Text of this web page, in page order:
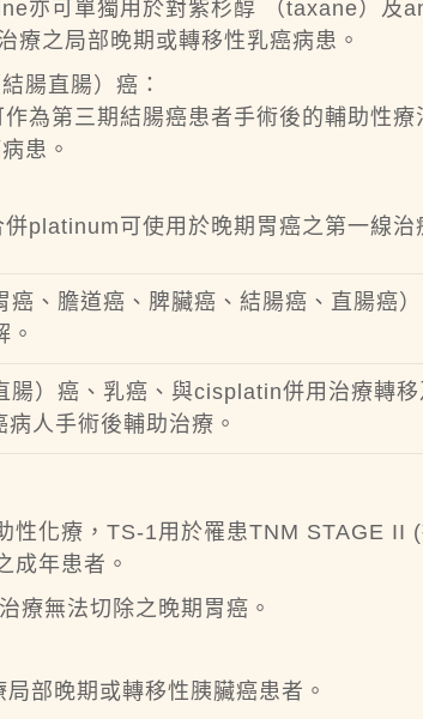
亦可單獨用於對紫杉醇 （taxane）及
療之局部晚期或轉移性乳癌病患。
腸直腸）癌：
為第三期結腸癌患者手術後的輔助性
患。
platinum可使用於晚期胃癌之第一線治
癌、膽道癌、脾臟癌、結腸癌、直腸癌
。
腸）癌、乳癌、與cisplatin併用治療轉
人手術後輔助治療。
性化療，TS-1用於罹患TNM STAGE II
成年患者。
療無法切除之晚期胃癌。
部晚期或轉移性胰臟癌患者。